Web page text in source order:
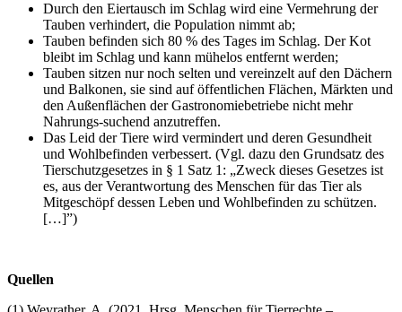
Durch den Eiertausch im Schlag wird eine Vermehrung der
Tauben verhindert, die Population nimmt ab;
Tauben befinden sich 80 % des Tages im Schlag. Der Kot
bleibt im Schlag und kann mühelos entfernt werden;
Tauben sitzen nur noch selten und vereinzelt auf den Dächern
und Balkonen, sie sind auf öffentlichen Flächen, Märkten und
den Außenflächen der Gastronomiebetriebe nicht mehr
Nahrungs-suchend anzutreffen.
Das Leid der Tiere wird vermindert und deren Gesundheit
und Wohlbefinden verbessert. (Vgl. dazu den Grundsatz des
Tierschutzgesetzes in § 1 Satz 1: „Zweck dieses Gesetzes ist
es, aus der Verantwortung des Menschen für das Tier als
Mitgeschöpf dessen Leben und Wohlbefinden zu schützen.
[…]”)
Quellen